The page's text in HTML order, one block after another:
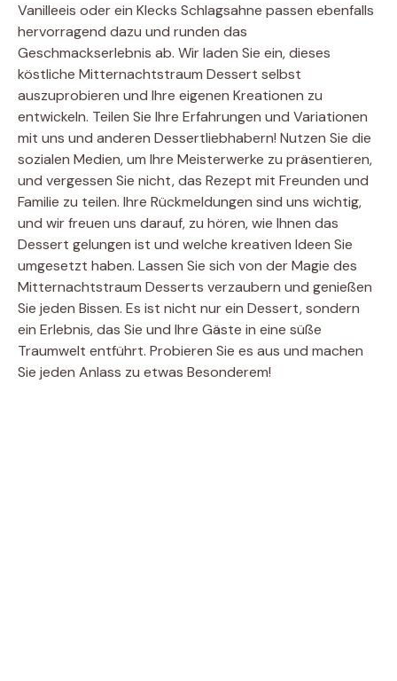
Vanilleeis oder ein Klecks Schlagsahne passen ebenfalls
hervorragend dazu und runden das
Geschmackserlebnis ab. Wir laden Sie ein, dieses
köstliche Mitternachtstraum Dessert selbst
auszuprobieren und Ihre eigenen Kreationen zu
entwickeln. Teilen Sie Ihre Erfahrungen und Variationen
mit uns und anderen Dessertliebhabern! Nutzen Sie die
sozialen Medien, um Ihre Meisterwerke zu präsentieren,
und vergessen Sie nicht, das Rezept mit Freunden und
Familie zu teilen. Ihre Rückmeldungen sind uns wichtig,
und wir freuen uns darauf, zu hören, wie Ihnen das
Dessert gelungen ist und welche kreativen Ideen Sie
umgesetzt haben. Lassen Sie sich von der Magie des
Mitternachtstraum Desserts verzaubern und genießen
Sie jeden Bissen. Es ist nicht nur ein Dessert, sondern
ein Erlebnis, das Sie und Ihre Gäste in eine süße
Traumwelt entführt. Probieren Sie es aus und machen
Sie jeden Anlass zu etwas Besonderem!